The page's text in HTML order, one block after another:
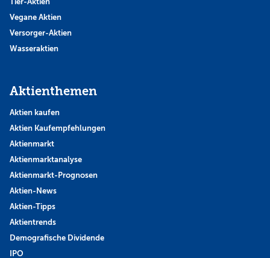
Vegane Aktien
Versorger-Aktien
Wasseraktien
Aktienthemen
Aktien kaufen
Aktien Kaufempfehlungen
Aktienmarkt
Aktienmarktanalyse
Aktienmarkt-Prognosen
Aktien-News
Aktien-Tipps
Aktientrends
Demografische Dividende
IPO